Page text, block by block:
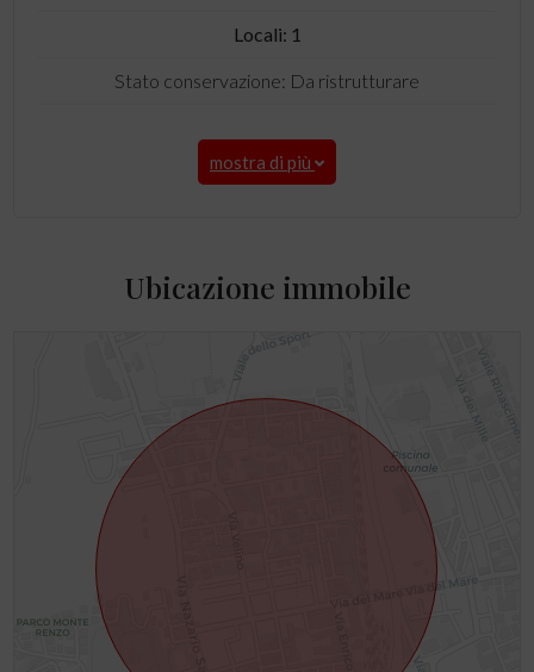
Locali: 1
Stato conservazione: Da ristrutturare
mostra di più
Ubicazione immobile